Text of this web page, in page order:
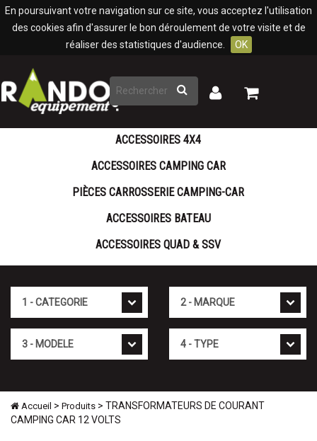
En poursuivant votre navigation sur ce site, vous acceptez l'utilisation
des cookies afin d'assurer le bon déroulement de votre visite et de
réaliser des statistiques d'audience.
OK
Rechercher
Mon
Mon
ACCESSOIRES 4X4
ACCESSOIRES CAMPING CAR
PIÈCES CARROSSERIE CAMPING-CAR
ACCESSOIRES BATEAU
ACCESSOIRES QUAD & SSV
Accueil > Produits > TRANSFORMATEURS DE COURANT
CAMPING CAR 12 VOLTS
Panneau de gestion des cookies